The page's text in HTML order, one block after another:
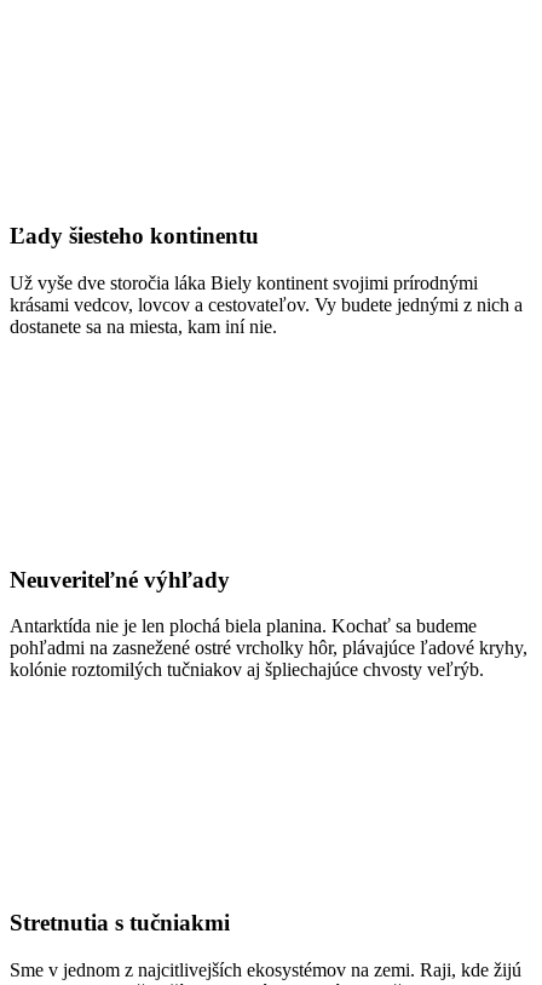
Ľady šiesteho kontinentu
Už vyše dve storočia láka Biely kontinent svojimi prírodnými
krásami vedcov, lovcov a cestovateľov. Vy budete jednými z nich a
dostanete sa na miesta, kam iní nie.
Neuveriteľné výhľady
Antarktída nie je len plochá biela planina. Kochať sa budeme
pohľadmi na zasnežené ostré vrcholky hôr, plávajúce ľadové kryhy,
kolónie roztomilých tučniakov aj špliechajúce chvosty veľrýb.
Stretnutia s tučniakmi
Sme v jednom z najcitlivejších ekosystémov na zemi. Raji, kde žijú